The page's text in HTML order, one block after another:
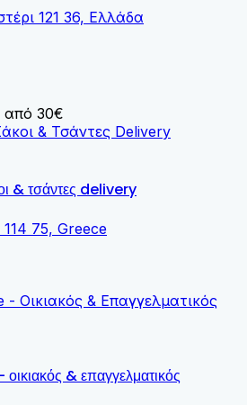
121 36, Ελλάδα
από 30€
& τσάντες delivery
75, Greece
& επαγγελματικός